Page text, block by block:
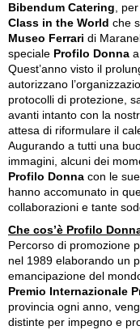
Bibendum Catering,
Class in the World che
Museo Ferrari di
speciale Profilo Donna
Quest’anno visto il
autorizzano
protocolli di protezione,
avanti intanto con la
attesa di riformulare il
Augurando a tutti una
immagini, alcuni dei
Profilo Donna con le
hanno accomunato in
collaborazioni e tante
Che cos’è Profilo
Percorso di promozione
nel 1989 elaborando un
emancipazione del
Premio Internazionale
provincia ogni anno,
distinte per impegno e